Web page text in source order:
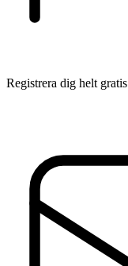
Registrera dig helt gratis